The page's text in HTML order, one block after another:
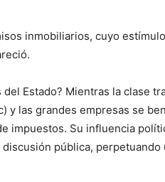
inmobiliarios, cuyo
Estado? Mientras la clase
y las grandes empresas se
impuestos. Su influencia
pública, perpetuando